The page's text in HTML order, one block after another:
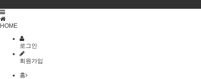
HOME
로그인
회원가입
홈